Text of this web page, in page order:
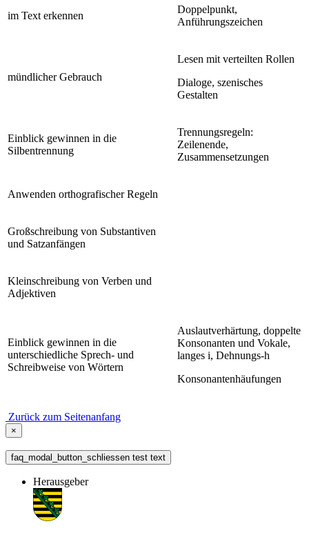
im Text erkennen
Doppelpunkt,
Anführungszeichen
mündlicher Gebrauch
Lesen mit verteilten Rollen
Dialoge, szenisches
Gestalten
Einblick gewinnen in die
Silbentrennung
Trennungsregeln:
Zeilenende,
Zusammensetzungen
Anwenden orthografischer Regeln
Großschreibung von Substantiven
und Satzanfängen
Kleinschreibung von Verben und
Adjektiven
Einblick gewinnen in die
unterschiedliche Sprech- und
Schreibweise von Wörtern
Auslautverhärtung, doppelte
Konsonanten und Vokale,
langes i, Dehnungs-h
Konsonantenhäufungen
Zurück zum Seitenanfang
×
faq_modal_button_schliessen test text
Herausgeber